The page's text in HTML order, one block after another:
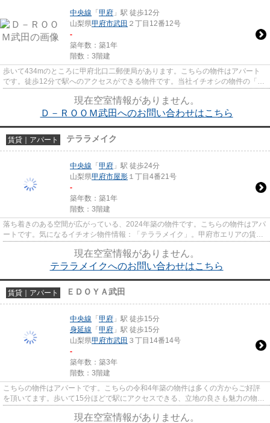
中央線 「 甲府 」駅 徒歩12分
山梨県甲府市武田 ２丁目12番12号
-
築年数：築1年
階数：3階建
歩いて434mのところに甲府北口二郵便局があります。こちらの物件はアパート
です。徒歩12分で駅へのアクセスができる物件です。当社イチオシの物件の「D-
現在空室情報がありません。
Ｄ－ＲＯＯＭ武田へのお問い合わせはこちら
賃貸｜アパート テララメイク
中央線 「 甲府 」駅 徒歩24分
山梨県甲府市屋形 １丁目4番21号
-
築年数：築1年
階数：3階建
落ち着きのある空間が広がっている、2024年築の物件です。こちらの物件はアパ
ートです。気になるイチオシ物件情報：「テララメイク」。甲府市エリアの賃貸
現在空室情報がありません。
テララメイクへのお問い合わせはこちら
賃貸｜アパート ＥＤＯＹＡ武田
中央線 「 甲府 」駅 徒歩15分
身延線 「 甲府 」駅 徒歩15分
山梨県甲府市武田 ３丁目14番14号
-
築年数：築3年
階数：3階建
こちらの物件はアパートです。こちらの令和4年築の物件は多くの方からご好評
を頂いてます。歩いて15分ほどで駅にアクセスできる、立地の良さも魅力の物件
現在空室情報がありません。